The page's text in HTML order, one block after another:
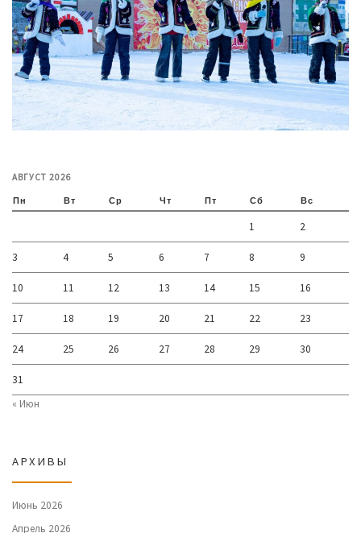
АВГУСТ 2026
Пн Вт Ср Чт Пт Сб Вс
1 2
3 4 5 6 7 8 9
10 11 12 13 14 15 16
17 18 19 20 21 22 23
24 25 26 27 28 29 30
31
« Июн
АРХИВЫ
Июнь 2026
Апрель 2026